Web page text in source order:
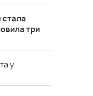
стала
три
у